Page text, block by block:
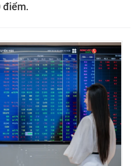
điểm.